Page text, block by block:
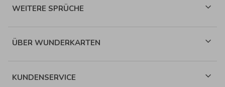
WEITERE SPRÜCHE
ÜBER WUNDERKARTEN
KUNDENSERVICE